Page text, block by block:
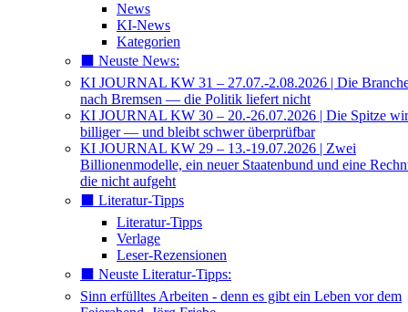
News
KI-News
Kategorien
⬛️ Neuste News:
KI JOURNAL KW 31 – 27.07.-2.08.2026 | Die
nach Bremsen — die Politik liefert nicht
KI JOURNAL KW 30 – 20.-26.07.2026 | Die Spitze
billiger — und bleibt schwer überprüfbar
KI JOURNAL KW 29 – 13.-19.07.2026 | Zwei
Billionenmodelle, ein neuer Staatenbund und eine
die nicht aufgeht
⬛️ Literatur-Tipps
Literatur-Tipps
Verlage
Leser-Rezensionen
⬛️ Neuste Literatur-Tipps:
Sinn erfülltes Arbeiten - denn es gibt ein Leben vor dem